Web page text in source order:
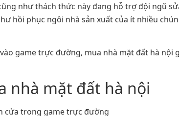
như thách thức này đang hỗ trợ đội ngũ
hồi phục ngôi nhà sản xuất của ít nhiều
game trực đường, mua nhà mặt đất hà nội
nhà mặt đất hà nội